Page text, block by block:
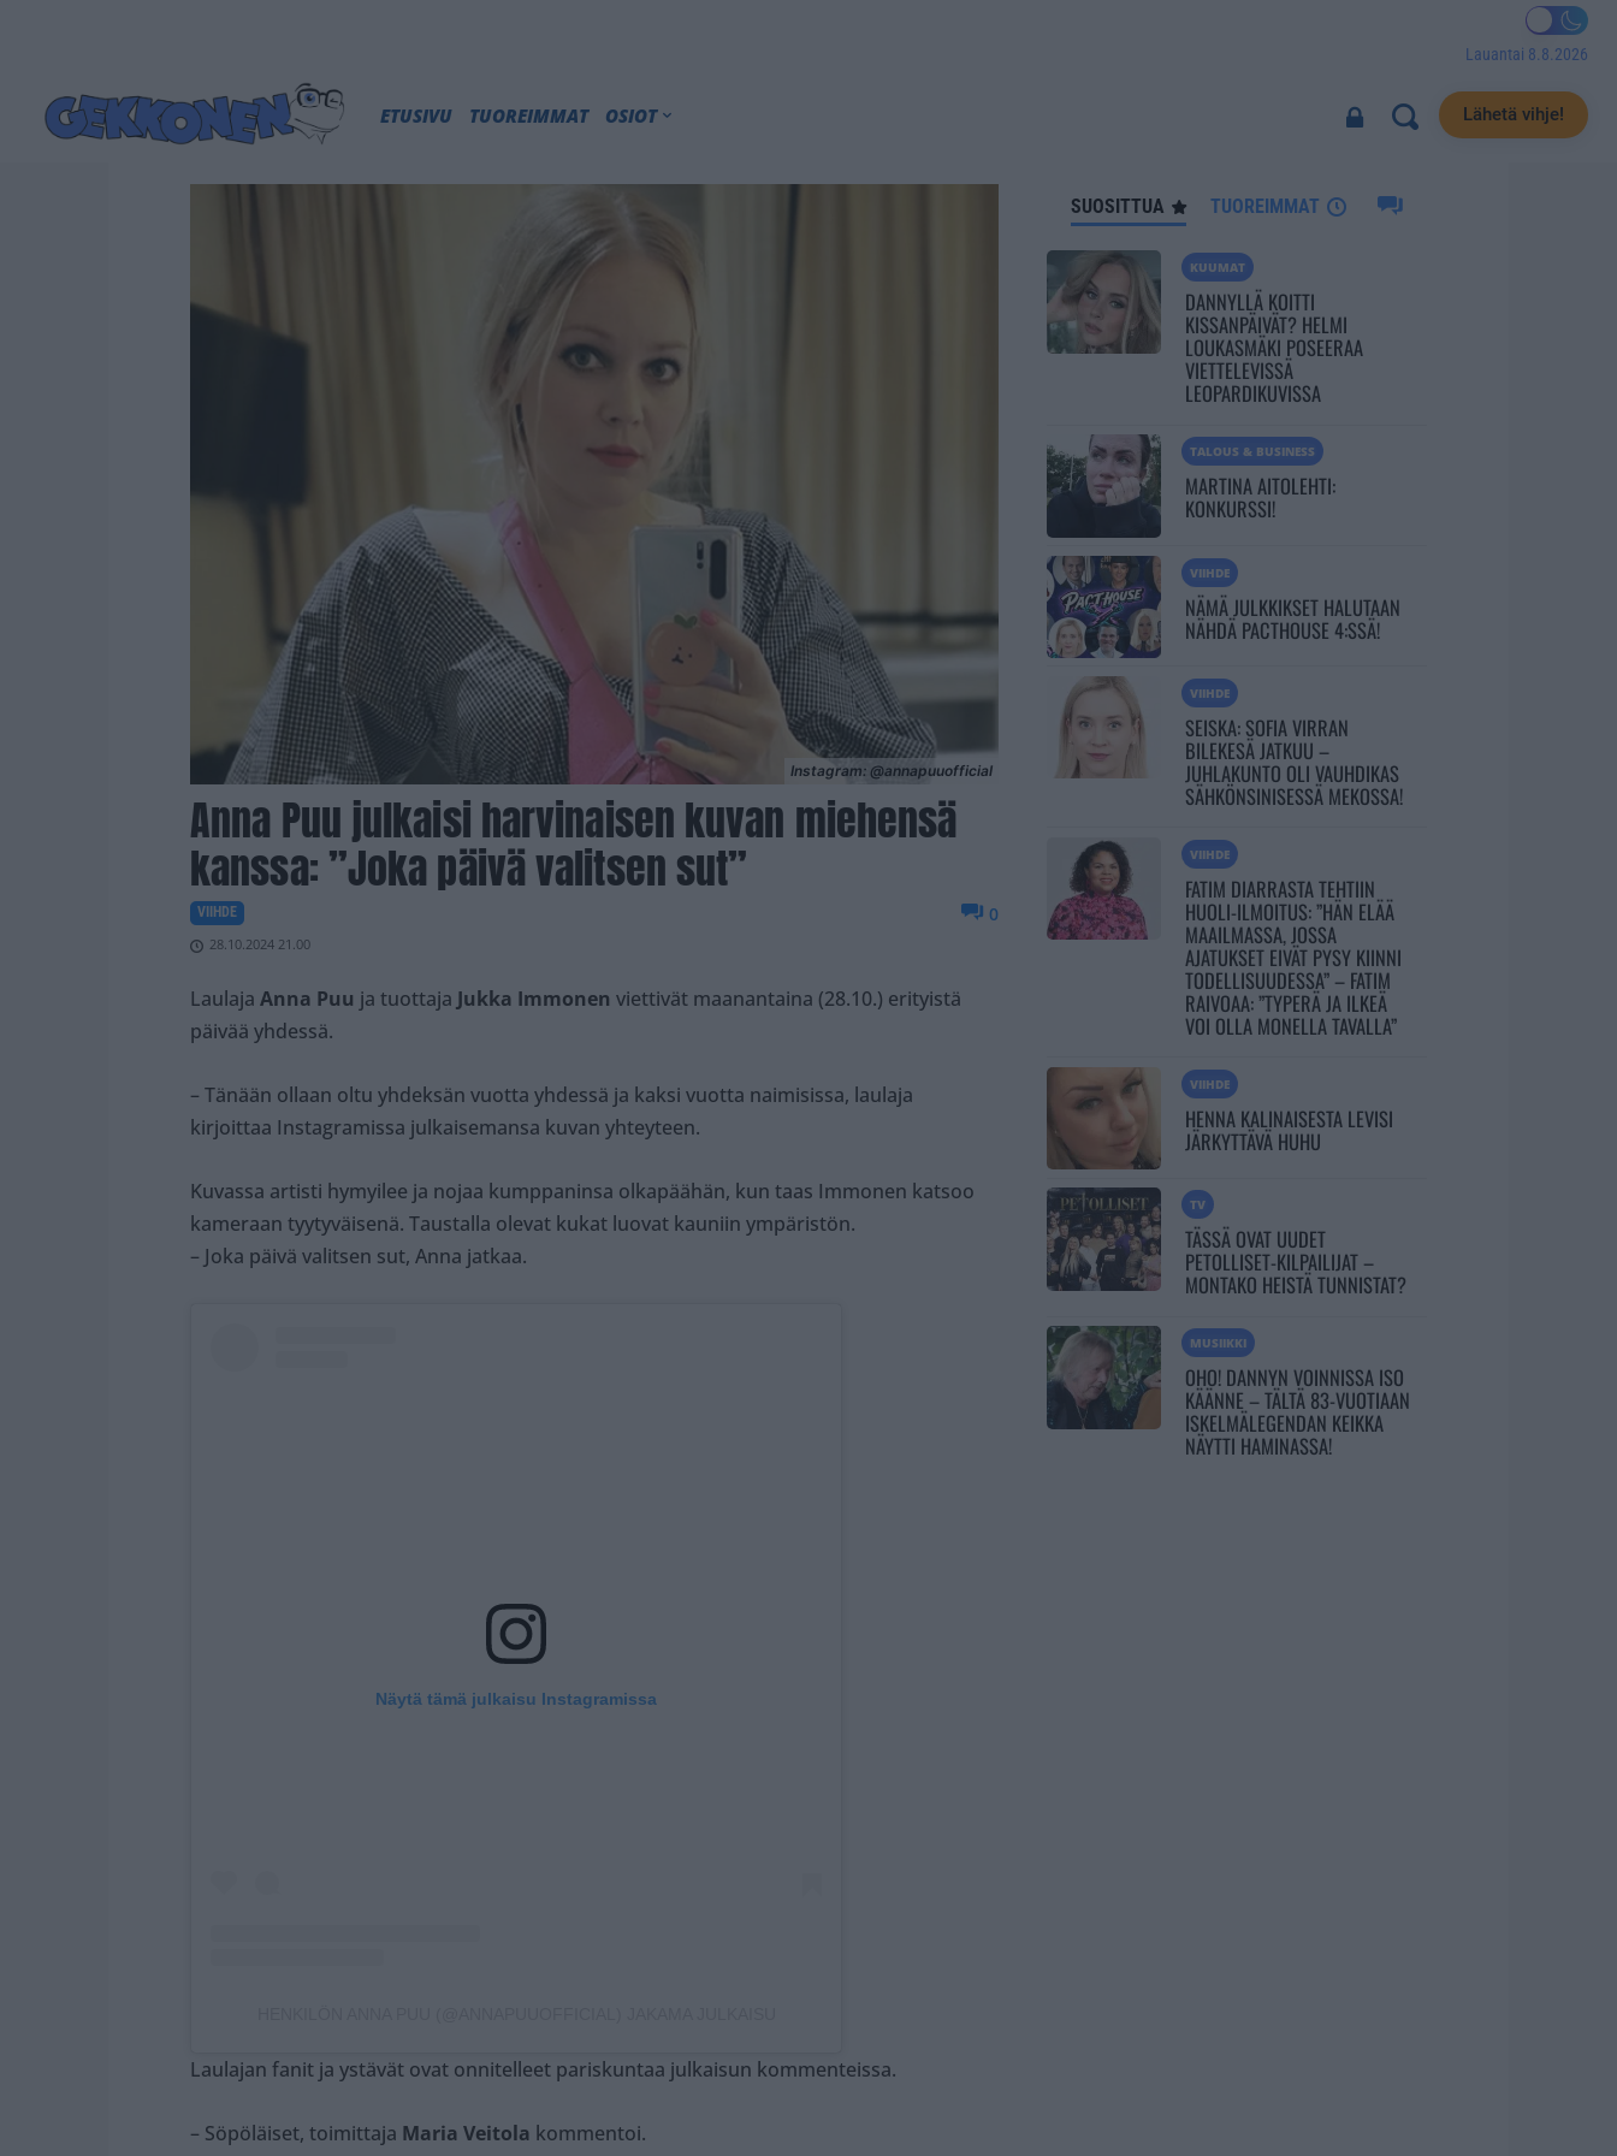
Lauantai 8.8.2026
ETUSIVU TUOREIMMAT OSIOT Lähetä vihje!
Instagram: @annapuuofficial
Anna Puu julkaisi harvinaisen kuvan miehensä
kanssa: ”Joka päivä valitsen sut”
VIIHDE
28.10.2024 21.00
0
Laulaja Anna Puu ja tuottaja Jukka Immonen viettivät maanantaina (28.10.) erityistä
päivää yhdessä.
– Tänään ollaan oltu yhdeksän vuotta yhdessä ja kaksi vuotta naimisissa, laulaja
kirjoittaa Instagramissa julkaisemansa kuvan yhteyteen.
Kuvassa artisti hymyilee ja nojaa kumppaninsa olkapäähän, kun taas Immonen katsoo
kameraan tyytyväisenä. Taustalla olevat kukat luovat kauniin ympäristön.
– Joka päivä valitsen sut, Anna jatkaa.
Näytä tämä julkaisu Instagramissa
Laulajan fanit ja ystävät ovat onnitelleet pariskuntaa julkaisun kommenteissa.
– Söpöläiset, toimittaja Maria Veitola kommentoi.
SUOSITTUA TUOREIMMAT
KUUMAT
DANNYLLÄ KOITTI
KISSANPÄIVÄT? HELMI
LOUKASMÄKI POSEERAA
VIETTELEVISSÄ
LEOPARDIKUVISSA
TALOUS & BUSINESS
MARTINA AITOLEHTI:
KONKURSSI!
VIIHDE
NÄMÄ JULKKIKSET HALUTAAN
NÄHDÄ PACTHOUSE 4:SSÄ!
VIIHDE
SEISKA: SOFIA VIRRAN
BILEKESÄ JATKUU –
JUHLAKUNTO OLI VAUHDIKAS
SÄHKÖNSINISESSÄ MEKOSSA!
VIIHDE
FATIM DIARRASTA TEHTIIN
HUOLI-ILMOITUS: ”HÄN ELÄÄ
MAAILMASSA, JOSSA
AJATUKSET EIVÄT PYSY KIINNI
TODELLISUUDESSA” – FATIM
RAIVOAA: ”TYPERÄ JA ILKEÄ
VOI OLLA MONELLA TAVALLA”
VIIHDE
HENNA KALINAISESTA LEVISI
JÄRKYTTÄVÄ HUHU
TV
TÄSSÄ OVAT UUDET
PETOLLISET-KILPAILIJAT –
MONTAKO HEISTÄ TUNNISTAT?
MUSIIKKI
OHO! DANNYN VOINNISSA ISO
KÄÄNNE – TÄLTÄ 83-VUOTIAAN
ISKELMÄLEGENDAN KEIKKA
NÄYTTI HAMINASSA!